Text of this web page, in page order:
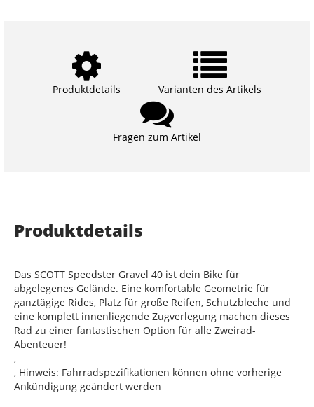
Produktdetails Varianten des Artikels
Fragen zum Artikel
Produktdetails
Das SCOTT Speedster Gravel 40 ist dein Bike für
abgelegenes Gelände. Eine komfortable Geometrie für
ganztägige Rides, Platz für große Reifen, Schutzbleche und
eine komplett innenliegende Zugverlegung machen dieses
Rad zu einer fantastischen Option für alle Zweirad-
Abenteuer!
,
, Hinweis: Fahrradspezifikationen können ohne vorherige
Ankündigung geändert werden